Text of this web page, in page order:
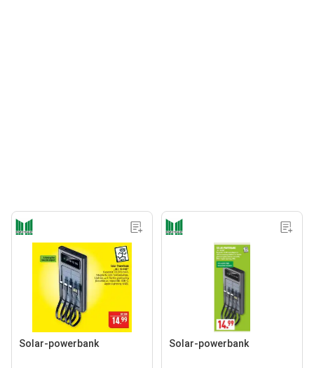
Solar-powerbank Solar-powerbank